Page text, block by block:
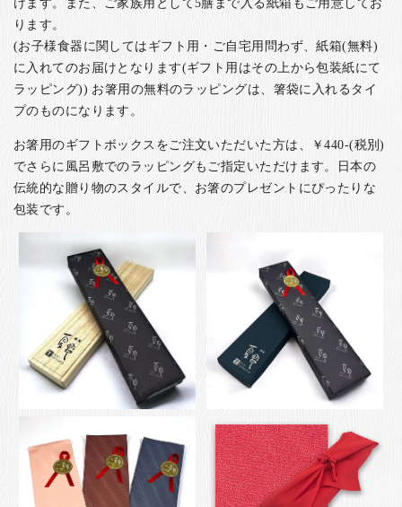
ります。
(お子様食器に関してはギフト用・ご自宅用問わず、紙箱(無料)
に入れてのお届けとなります(ギフト用はその上から包装紙にて
ラッピング)) お箸用の無料のラッピングは、箸袋に入れるタイ
プのものになります。
お箸用のギフトボックスをご注文いただいた方は、￥440-(税別)
でさらに風呂敷でのラッピングもご指定いただけます。日本の
伝統的な贈り物のスタイルで、お箸のプレゼントにぴったりな
包装です。